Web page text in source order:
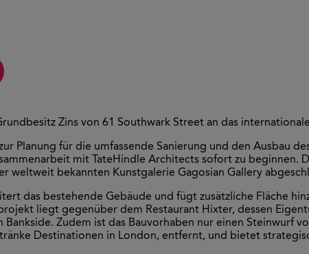
Zins von 61 Southwark Street an das
Planung für die umfassende Sanierung und den Ausbau
mit TateHindle Architects sofort zu beginnen.
weltweit bekannten Kunstgalerie Gagosian Gallery
das bestehende Gebäude und fügt zusätzliche Fläche
liegt gegenüber dem Restaurant Hixter, dessen
Bankside. Zudem ist das Bauvorhaben nur einen
Destinationen in London, entfernt, und bietet